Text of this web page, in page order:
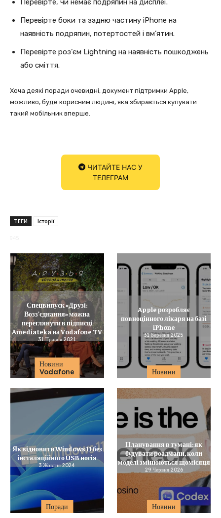
Перевірте, чи немає подряпин на дисплеї.
Перевірте боки та задню частину iPhone на
наявність подряпин, потертостей і вм’ятин.
Перевірте роз’єм Lightning на наявність пошкоджень
або сміття.
Хоча деякі поради очевидні, документ підтримки Apple,
можливо, буде корисним людині, яка збирається купувати
такий мобільник вперше.
ЧИТАЙТЕ НАС У
ТЕЛЕГРАМ
ТЕГИ Історії
Новини
Vodafone
Спецвипуск «Друзі:
Возз’єднання» можна
переглянути в підписці
Amediateka на Vodafone TV
31 Травня 2021
Новини
Apple розробляє
повноцінного лікаря на базі
iPhone
31 Березня 2025
Поради
Як відновити Windows 11 без
інсталяційного USB носія
3 Жовтня 2024
Новини
Планування в тумані: як
будувати роадмапи, коли
моделі змінюються щомісяця
29 Червня 2026